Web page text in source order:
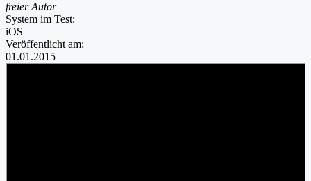
freier Autor
System im Test:
iOS
Veröffentlicht am:
01.01.2015